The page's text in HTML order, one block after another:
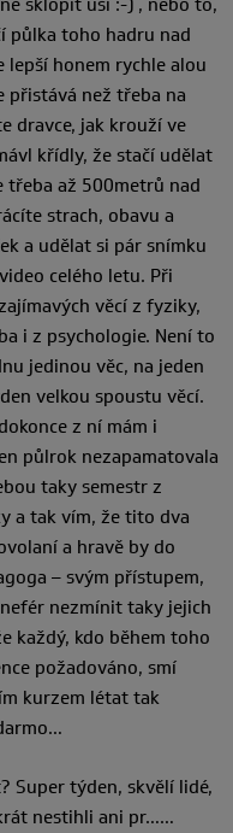
půlka toho hadru nad
lepší honem rychle alou
přistává než třeba na
dravce, jak krouží ve
křídly, že stačí udělat
třeba až 500metrů nad
strach, obavu a
a udělat si pár snímku
celého letu. Při
věcí z fyziky,
i z psychologie. Není to
jedinou věc, na jeden
velkou spoustu věcí.
z ní mám i
půlrok nezapamatovala
taky semestr z
a tak vím, že tito dva
a hravě by do
– svým přístupem,
nezmínit taky jejich
každý, kdo během toho
požadováno, smí
kurzem létat tak
Super týden, skvělí lidé,
nestihli ani pr……